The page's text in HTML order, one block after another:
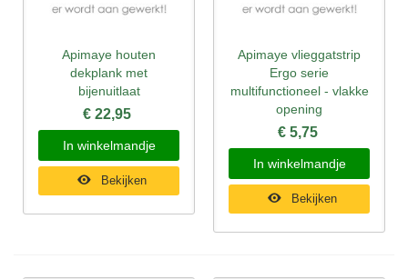
Apimaye houten
dekplank met
bijenuitlaat
€ 22,95
In winkelmandje
Bekijken
Apimaye vlieggatstrip
Ergo serie
multifunctioneel - vlakke
opening
€ 5,75
In winkelmandje
Bekijken